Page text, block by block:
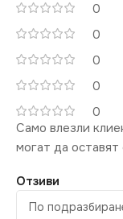
0
0
0
0
0
Отзиви
Само влезли
могат да оставят